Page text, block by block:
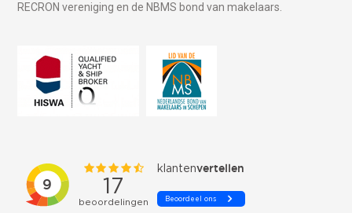
RECRON vereniging en de NBMS bond van makelaars.